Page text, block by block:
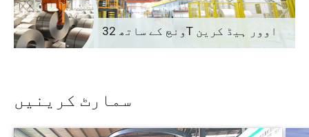
ونچ کے ساتھ 32T اوور ہیڈ کرین
سمارٹ کرینیں